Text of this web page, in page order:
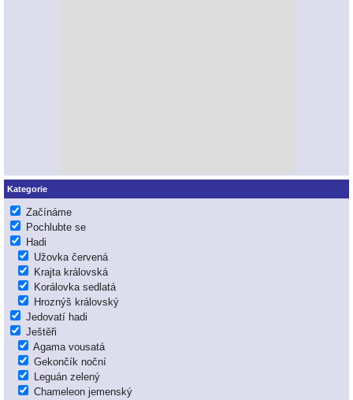
Kategorie
Začínáme
Pochlubte se
Hadi
Užovka červená
Krajta královská
Korálovka sedlatá
Hroznýš královský
Jedovatí hadi
Ještěři
Agama vousatá
Gekončík noční
Leguán zelený
Chameleon jemenský